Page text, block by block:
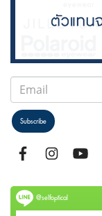
Subscribe
@selfoptical